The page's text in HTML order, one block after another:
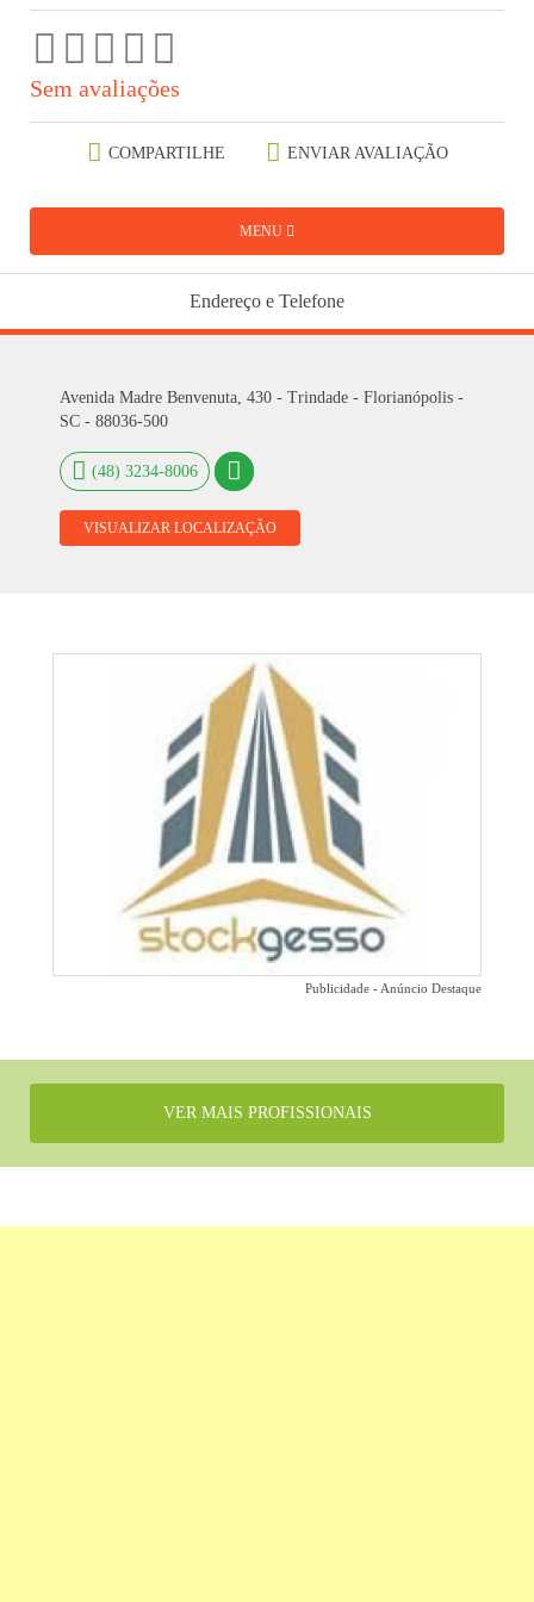
Sem avaliações
COMPARTILHE ENVIAR AVALIAÇÃO
MENU
Endereço e Telefone
Avenida Madre Benvenuta, 430 - Trindade - Florianópolis -
SC - 88036-500
(48) 3234-8006
VISUALIZAR LOCALIZAÇÃO
Publicidade - Anúncio Destaque
VER MAIS PROFISSIONAIS